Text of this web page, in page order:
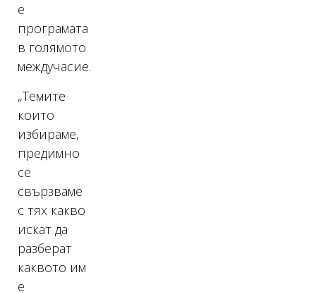
е
програмата
в голямото
междучасие.
„Темите
които
избираме,
предимно
се
свързваме
с тях какво
искат да
разберат
каквото им
е